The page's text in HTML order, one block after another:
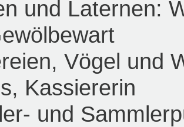
und Laternen:
Vögel und
Kassiererin
und